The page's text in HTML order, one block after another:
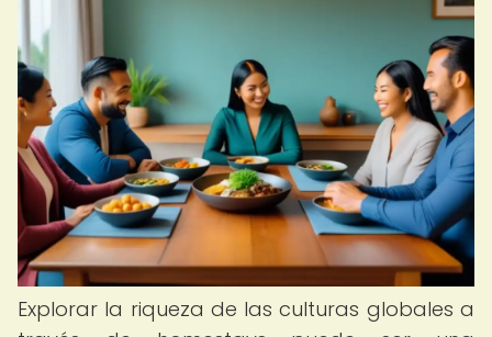
Explorar la riqueza de las culturas globales a